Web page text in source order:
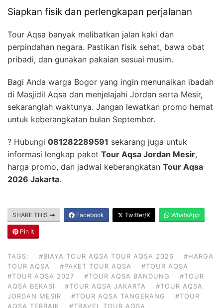
Siapkan fisik dan perlengkapan perjalanan
Tour Aqsa banyak melibatkan jalan kaki dan
perpindahan negara. Pastikan fisik sehat, bawa obat
pribadi, dan gunakan pakaian sesuai musim.
Bagi Anda warga Bogor yang ingin menunaikan ibadah
di Masjidil Aqsa dan menjelajahi Jordan serta Mesir,
sekaranglah waktunya. Jangan lewatkan promo hemat
untuk keberangkatan bulan September.
? Hubungi 081282289591 sekarang juga untuk
informasi lengkap paket Tour Aqsa Jordan Mesir,
harga promo, dan jadwal keberangkatan Tour Aqsa
2026 Jakarta.
SHARE THIS Facebook Twitter/X WhatsApp
Pin It
TAGS: #BIAYA TOUR AQSA TOUR AQSA 2026
#HARGA
TOUR AQSA
#PAKET TOUR AQSA
#TOUR AQSA
#TOUR AQSA 2027
#TOUR AQSA BANDUNG
#TOUR
AQSA BEKASI
#TOUR AQSA JAKARTA
#TOUR AQSA
JORDAN MESIR
#TOUR AQSA TANGERANG
#TOUR
AQSA TERBAIK
#TRAVEL TOUR AQSA